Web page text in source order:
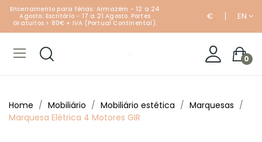
Encerramento para férias: Armazém - 12 a 24
Agosto; Escritório - 17 a 21 Agosto. Portes
Gratuitos > 80€ + IVA (Portual Continental).
€ EN
0
Home Mobiliário Mobiliário estética
Marquesas
Marquesa Elétrica 4 Motores GIR